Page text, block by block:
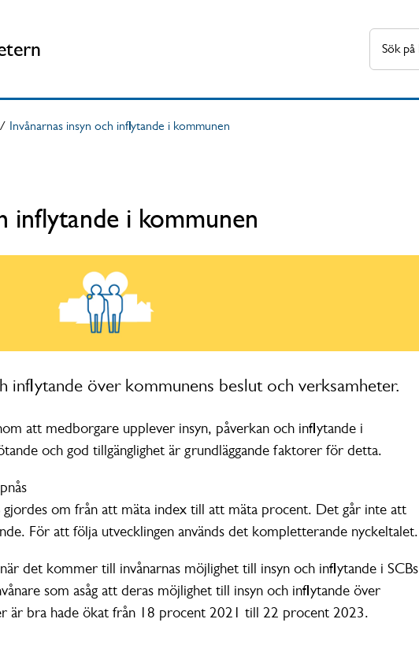
/ Invånarnas insyn och inflytande i kommunen
inflytande i kommunen
inflytande över kommunens beslut och verksamheter.
att medborgare upplever insyn, påverkan och inflytande i
och god tillgänglighet är grundläggande faktorer för detta.
gjordes om från att mäta index till att mäta procent. Det går inte att
För att följa utvecklingen används det kompletterande nyckeltalet.
det kommer till invånarnas möjlighet till insyn och inflytande i SCBs
som asåg att deras möjlighet till insyn och inflytande över
är bra hade ökat från 18 procent 2021 till 22 procent 2023.